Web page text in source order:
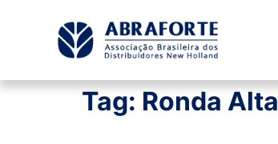
Tag: Ronda Alta